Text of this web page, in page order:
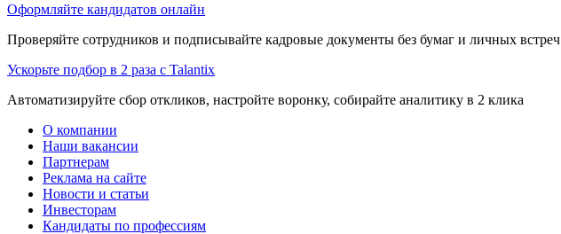
Оформляйте кандидатов онлайн
Проверяйте сотрудников и подписывайте кадровые документы без бумаг и личных встреч
Ускорьте подбор в 2 раза с Talantix
Автоматизируйте сбор откликов, настройте воронку, собирайте аналитику в 2 клика
О компании
Наши вакансии
Партнерам
Реклама на сайте
Новости и статьи
Инвесторам
Кандидаты по профессиям